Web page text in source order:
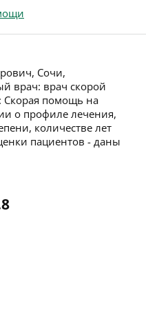
Сочи,
врач: врач скорой
Скорая помощь на
о профиле лечения,
количестве лет
пациентов - даны